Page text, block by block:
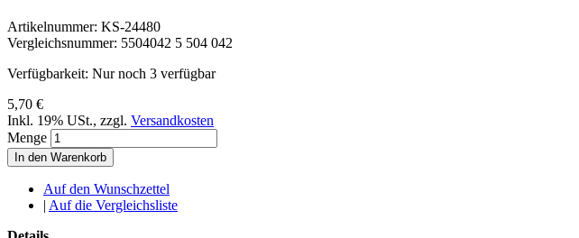
Artikelnummer: KS-24480
Vergleichsnummer: 5504042 5 504 042
Verfügbarkeit: Nur noch 3 verfügbar
5,70 €
Inkl. 19% USt., zzgl. Versandkosten
Menge
In den Warenkorb
Auf den Wunschzettel
| Auf die Vergleichsliste